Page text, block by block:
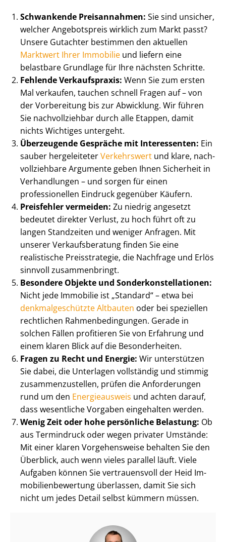
Schwankende Preisannahmen: Sie sind unsicher,
welcher Angebotspreis wirklich zum Markt passt?
Unsere Gutachter bestimmen den aktuellen
Marktwert Ihrer Immobilie und liefern eine
belastbare Grundlage für Ihre nächsten Schritte.
Fehlende Verkaufspraxis: Wenn Sie zum ersten
Mal verkaufen, tauchen schnell Fragen auf – von
der Vorbereitung bis zur Abwicklung. Wir führen
Sie nachvollziehbar durch alle Etappen, damit
nichts Wichtiges untergeht.
Überzeugende Gespräche mit Interessenten: Ein
sauber hergeleiteterVerkehrswert und klare, nach­
voll­zieh­ba­re Argumente geben Ihnen Sicherheit in
Verhandlungen – und sorgen für einen
professionellen Eindruck gegenüber Käufern.
Preisfehler vermeiden: Zu niedrig angesetzt
bedeutet direkter Verlust, zu hoch führt oft zu
langen Standzeiten und weniger Anfragen. Mit
unserer Ver­kaufs­be­ra­tung finden Sie eine
realistische Preisstrategie, die Nachfrage und Erlös
sinnvoll zusammenbringt.
Besondere Objekte und Son­der­kon­stel­la­tio­nen:
Nicht jede Immobilie ist „Standard“ – etwa bei
denk­mal­ge­schütz­te Altbauten oder bei speziellen
rechtlichen Rah­men­be­din­gun­gen. Gerade in
solchen Fällen profitieren Sie von Erfahrung und
einem klaren Blick auf die Besonderheiten.
Fragen zu Recht und Energie: Wir unterstützen
Sie dabei, die Unterlagen vollständig und stimmig
zu­sam­men­zu­stel­len, prüfen die Anforderungen
rund um den Energieausweis und achten darauf,
dass wesentliche Vorgaben eingehalten werden.
Wenig Zeit oder hohe persönliche Belastung: Ob
aus Termindruck oder wegen privater Umstände:
Mit einer klaren Vorgehensweise behalten Sie den
Überblick, auch wenn vieles parallel läuft. Viele
Aufgaben können Sie vertrauensvoll der Heid Im­
mo­bi­li­en­be­wer­tung überlassen, damit Sie sich
nicht um jedes Detail selbst kümmern müssen.